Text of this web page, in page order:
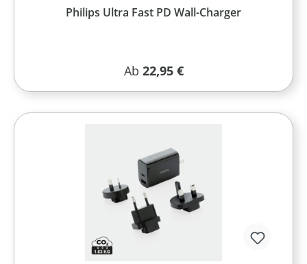
Philips Ultra Fast PD Wall-Charger
Regulärer Preis:
Ab 22,95 €